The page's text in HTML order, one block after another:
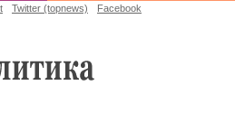
Twitter (topnews) Facebook